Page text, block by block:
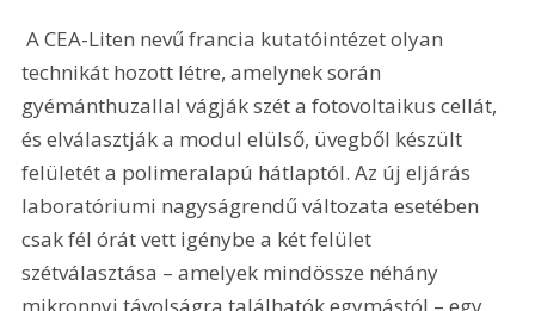
A CEA-Liten nevű francia kutatóintézet olyan
technikát hozott létre, amelynek során
gyémánthuzallal vágják szét a fotovoltaikus cellát,
és elválasztják a modul elülső, üvegből készült
felületét a polimeralapú hátlaptól. Az új eljárás
laboratóriumi nagyságrendű változata esetében
csak fél órát vett igénybe a két felület
szétválasztása – amelyek mindössze néhány